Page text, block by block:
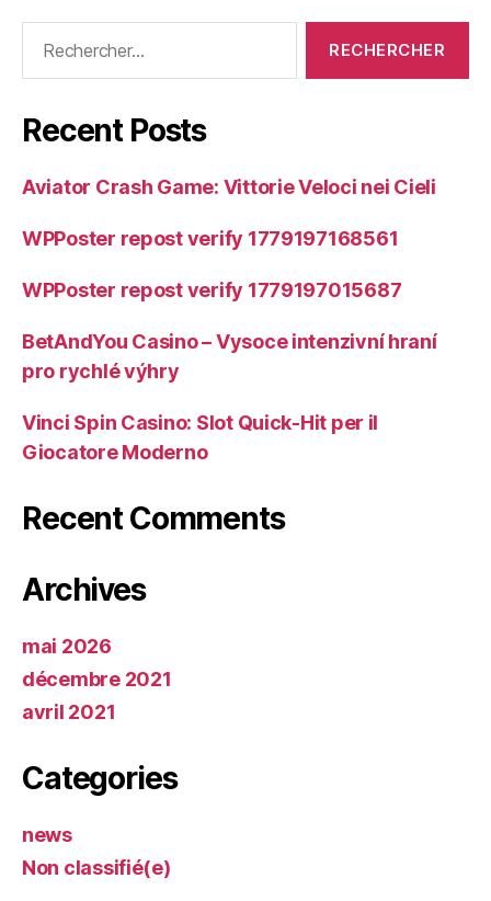
Recent Posts
Aviator Crash Game: Vittorie Veloci nei Cieli
WPPoster repost verify 1779197168561
WPPoster repost verify 1779197015687
BetAndYou Casino – Vysoce intenzivní hraní
pro rychlé výhry
Vinci Spin Casino: Slot Quick‑Hit per il
Giocatore Moderno
Recent Comments
Archives
mai 2026
décembre 2021
avril 2021
Categories
news
Non classifié(e)